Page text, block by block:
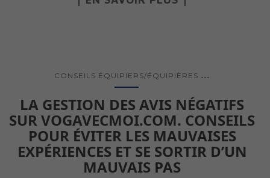
CONSEILS ÉQUIPIERS/ÉQUIPIÈRES ...
LA GESTION DES AVIS NÉGATIFS
SUR VOGAVECMOI.COM. CONSEILS
POUR ÉVITER LES MAUVAISES
EXPÉRIENCES ET SE SORTIR D’UN
MAUVAIS PAS